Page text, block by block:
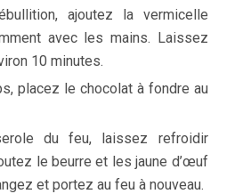
ajoutez la vermicelle
avec les mains. Laissez
10 minutes.
placez le chocolat à fondre au
du feu, laissez refroidir
le beurre et les jaune d’œuf
et portez au feu à nouveau.